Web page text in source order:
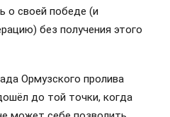
о своей победе (и
без получения этого
Ормузского пролива
до той точки, когда